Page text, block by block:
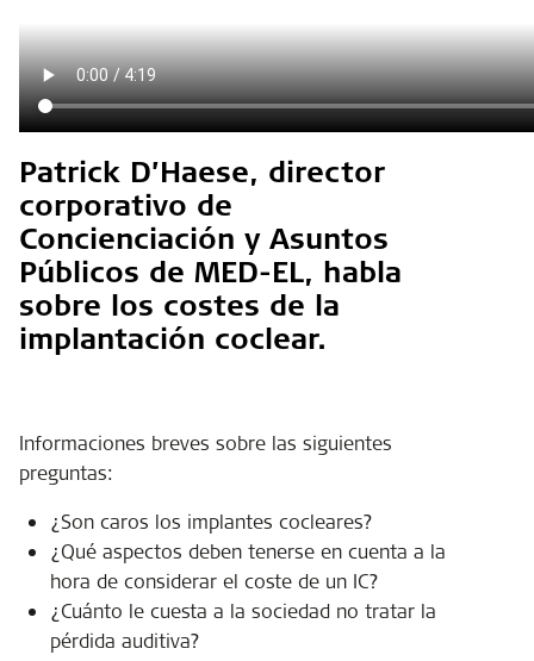
Patrick D’Haese, director
corporativo de
Concienciación y Asuntos
Públicos de MED-EL, habla
sobre los costes de la
implantación coclear.
Informaciones breves sobre las siguientes
preguntas:
¿Son caros los implantes cocleares?
¿Qué aspectos deben tenerse en cuenta a la
hora de considerar el coste de un IC?
¿Cuánto le cuesta a la sociedad no tratar la
pérdida auditiva?